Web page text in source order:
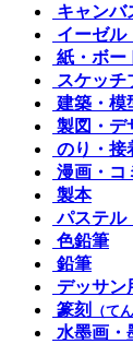
キャンバ
イーゼル
紙・ボー
スケッチ
建築・模
製図・デ
のり・接
漫画・コ
製本
パステル
色鉛筆
鉛筆
デッサン
篆刻
（て
水墨画・